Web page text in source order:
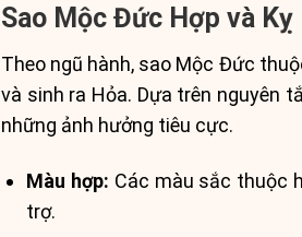
Sao Mộc Đức Hợp và
Theo ngũ hành, sao Mộc Đức
và sinh ra Hỏa. Dựa trên nguyên
những ảnh hưởng tiêu cực.
Màu hợp: Các màu sắc thuộc
trợ.